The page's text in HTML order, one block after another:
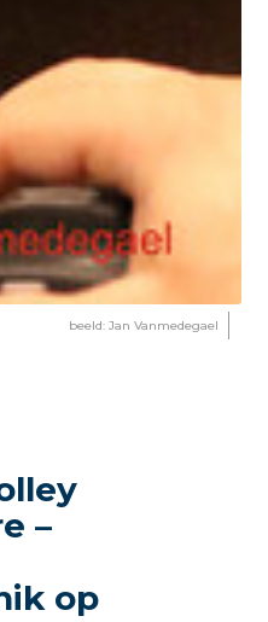
beeld: Jan Vanmedegael
–
op